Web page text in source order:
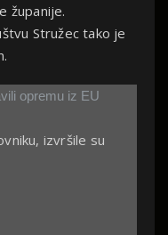
županije.
Stružec tako je
izvršile su